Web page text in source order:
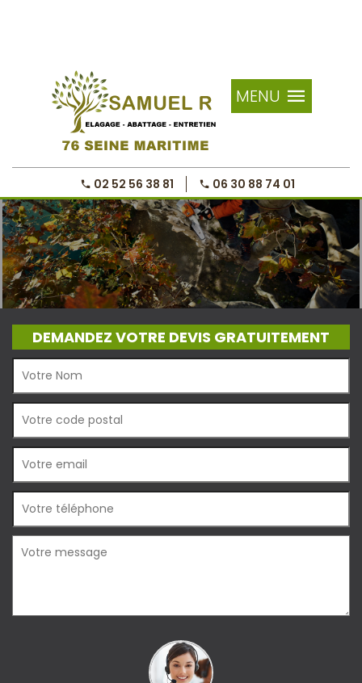
MENU
02 52 56 38 81 06 30 88 74 01
DEMANDEZ VOTRE DEVIS GRATUITEMENT